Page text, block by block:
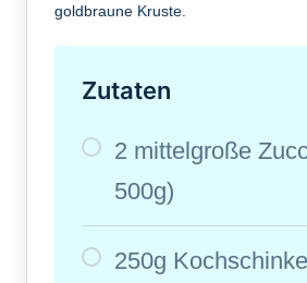
goldbraune Kruste.
Zutaten
2 mittelgroße
500g)
250g